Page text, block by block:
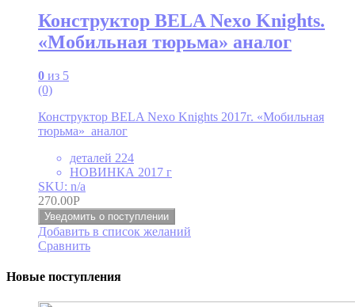
Конструктор BELA Nexo Knights.
«Мобильная тюрьма» аналог
0 из 5
(0)
Конструктор BELA Nexo Knights 2017г. «Мобильная
тюрьма» аналог
деталей 224
НОВИНКА 2017 г
SKU: n/a
270.00Р
Уведомить о поступлении
Добавить в список желаний
Сравнить
Новые поступления